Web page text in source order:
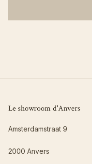
Le showroom d'Anvers
Amsterdamstraat 9
2000 Anvers